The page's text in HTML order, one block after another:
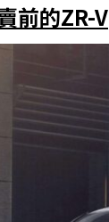
前的ZR-V